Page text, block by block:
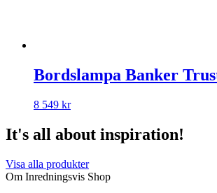
Bordslampa Banker
8 549 kr
It's all about inspiration!
Visa alla produkter
Om Inredningsvis Shop